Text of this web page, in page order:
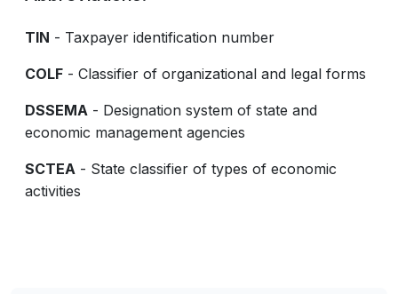
TIN - Taxpayer identification number
COLF - Classifier of organizational and legal forms
DSSEMA - Designation system of state and
economic management agencies
SCTEA - State classifier of types of economic
activities